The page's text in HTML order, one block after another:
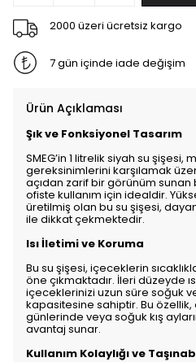
2000 üzeri ücretsiz kargo
7 gün içinde iade değişim
Ürün Açıklaması
Şık ve Fonksiyonel Tasarım
SMEG’in 1 litrelik siyah su şişesi,
gereksinimlerini karşılamak
açıdan zarif bir görünüm
ofiste kullanım için idealdir.
üretilmiş olan bu su şişesi,
ile dikkat çekmektedir.
Isı İletimi ve Koruma
Bu su şişesi, içeceklerin
öne çıkmaktadır. İleri düzeyde
içeceklerinizi uzun süre soğuk
kapasitesine sahiptir. Bu özellik,
günlerinde veya soğuk kış
avantaj sunar.
Kullanım Kolaylığı ve